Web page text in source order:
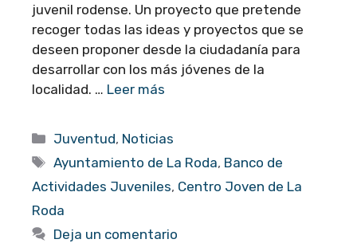
juvenil rodense. Un proyecto que pretende
recoger todas las ideas y proyectos que se
deseen proponer desde la ciudadanía para
desarrollar con los más jóvenes de la
localidad. … Leer más
Categorías
Juventud, Noticias
Etiquetas
Ayuntamiento de La Roda, Banco de
Actividades Juveniles, Centro Joven de La
Roda
Deja un comentario